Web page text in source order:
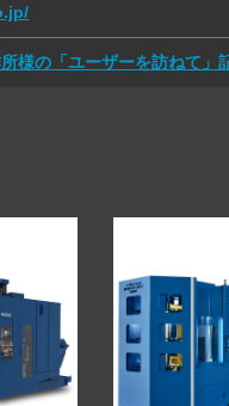
様の「ユーザーを訪ねて」